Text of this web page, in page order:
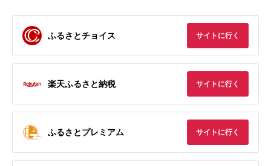
ふるさとチョイス サイトに行く
楽天ふるさと納税 サイトに行く
ふるさとプレミアム サイトに行く